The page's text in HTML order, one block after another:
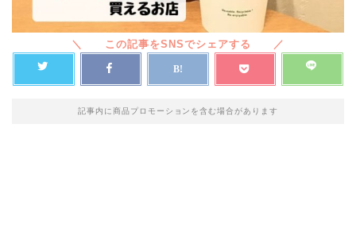
記事内に商品プロモーションを含む場合があります